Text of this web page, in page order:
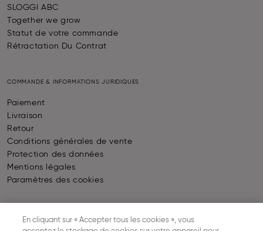
SLOGGI ABC
Together we grow
Statut de votre commande
Rétractation Du Contrat
COMMANDE & INFORMATIONS JURIDIQUES
Paiement
Livraison
Retour
Conditions générales de vente
Protection des données
Mentions légales
Paramètres des cookies
PAIEMENT
En cliquant sur « Accepter tous les cookies », vous